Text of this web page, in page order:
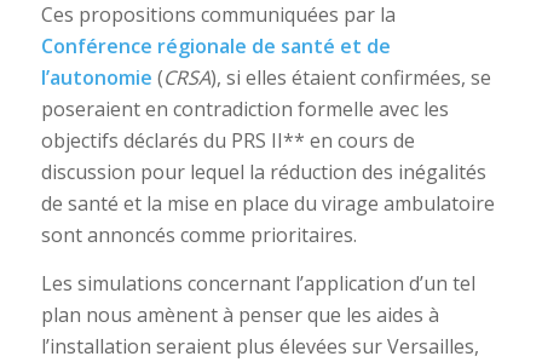
Ces propositions communiquées par la
Conférence régionale de santé et de
l’autonomie (CRSA), si elles étaient confirmées, se
poseraient en contradiction formelle avec les
objectifs déclarés du PRS II** en cours de
discussion pour lequel la réduction des inégalités
de santé et la mise en place du virage ambulatoire
sont annoncés comme prioritaires.
Les simulations concernant l’application d’un tel
plan nous amènent à penser que les aides à
l’installation seraient plus élevées sur Versailles,